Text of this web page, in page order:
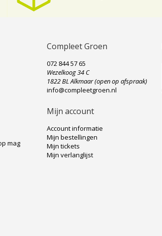
mag
Compleet Groen
072 844 57 65
Wezelkoog 34 C
1822 BL Alkmaar (open op afspraak)
info@compleetgroen.nl
Mijn account
Account informatie
Mijn bestellingen
Mijn tickets
Mijn verlanglijst